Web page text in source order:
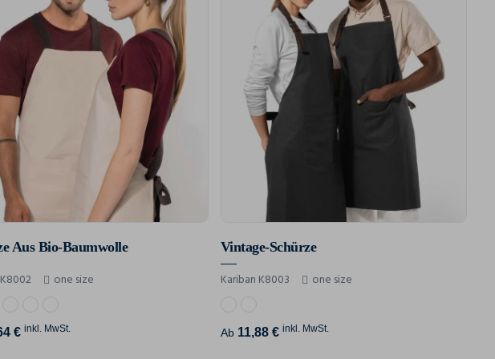
Aus Bio-Baumwolle
one size
€ inkl. MwSt.
Vintage-Schürze
Kariban K8003 one size
Ab 11,88 € inkl. MwSt.